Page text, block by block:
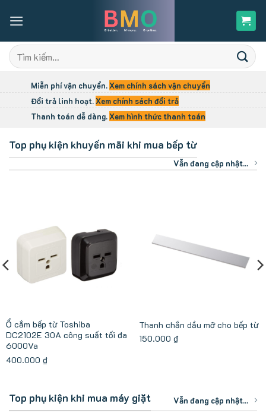
Tìm
kiếm:
Miễn phí vận chuyển.Xem chính sách vận chuyển
Đổi trả linh hoạt.Xem chính sách đổi trả
Thanh toán dễ dàng.Xem hình thức thanh toán
Top phụ kiện khuyến mãi khi mua bếp từ
Vẫn đang cập nhật...
Ổ cắm bếp từ Toshiba
DC2102E 30A công suất tối đa
6000Va
400.000 ₫
Thanh chắn dầu mỡ cho bếp từ
150.000 ₫
Top phụ kiện khi mua máy giặt Vẫn đang cập nhật...